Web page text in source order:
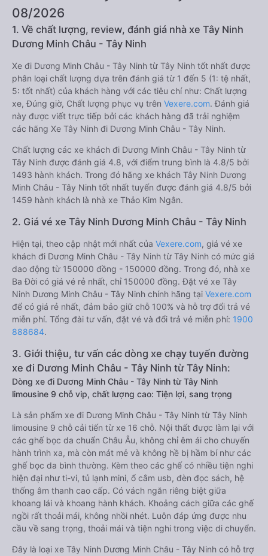
08/2026
1. Về chất lượng, review, đánh giá nhà xe Tây Ninh
Dương Minh Châu - Tây Ninh
Xe đi Dương Minh Châu - Tây Ninh từ Tây Ninh tốt nhất được
phân loại chất lượng dựa trên đánh giá từ 1 đến 5 (1: tệ nhất,
5: tốt nhất) của khách hàng với các tiêu chí như: Chất lượng
xe, Đúng giờ, Chất lượng phục vụ trên Vexere.com. Đánh giá
này được viết trực tiếp bởi các khách hàng đã trải nghiệm
các hãng Xe Tây Ninh đi Dương Minh Châu - Tây Ninh.
Chất lượng các xe khách đi Dương Minh Châu - Tây Ninh từ
Tây Ninh được đánh giá 4.8, với điểm trung bình là 4.8/5 bởi
1493 hành khách. Trong đó hãng xe khách Tây Ninh Dương
Minh Châu - Tây Ninh tốt nhất tuyến được đánh giá 4.8/5 bởi
1459 hành khách là nhà xe Thảo Kim Ngân.
2. Giá vé xe Tây Ninh Dương Minh Châu - Tây Ninh
Hiện tại, theo cập nhật mới nhất của Vexere.com, giá vé xe
khách đi Dương Minh Châu - Tây Ninh từ Tây Ninh có mức giá
dao động từ 150000 đồng - 150000 đồng. Trong đó, nhà xe
Ba Đời có giá vé rẻ nhất, chỉ 150000 đồng. Đặt vé xe Tây
Ninh Dương Minh Châu - Tây Ninh chính hãng tại Vexere.com
để có giá rẻ nhất, đảm bảo giữ chỗ 100% và hỗ trợ đổi trả vé
miễn phí. Tổng đài tư vấn, đặt vé và đổi trả vé miễn phí: 1900
888684.
3. Giới thiệu, tư vấn các dòng xe chạy tuyến đường
xe đi Dương Minh Châu - Tây Ninh từ Tây Ninh:
Dòng xe đi Dương Minh Châu - Tây Ninh từ Tây Ninh
limousine 9 chỗ vip, chất lượng cao: Tiện lợi, sang trọng
Là sản phẩm xe đi Dương Minh Châu - Tây Ninh từ Tây Ninh
limousine 9 chỗ cải tiến từ xe 16 chỗ. Nội thất được làm lại với
các ghế bọc da chuẩn Châu Âu, không chỉ êm ái cho chuyến
hành trình xa, mà còn mát mẻ và không hề bị hầm bí như các
ghế bọc da bình thường. Kèm theo các ghế có nhiều tiện nghi
hiện đại như ti-vi, tủ lạnh mini, ổ cắm usb, đèn đọc sách, hệ
thống âm thanh cao cấp. Có vách ngăn riêng biệt giữa
khoang lái và khoang hành khách. Khoảng cách giữa các ghế
ngồi rất thoải mái, không nhồi nhét. Luôn đáp ứng được nhu
cầu về sang trọng, thoải mái và tiện nghi trong việc di chuyển.
Đây là loại xe Tây Ninh Dương Minh Châu - Tây Ninh có hỗ trợ